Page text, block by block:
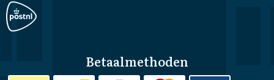
Betaalmethoden